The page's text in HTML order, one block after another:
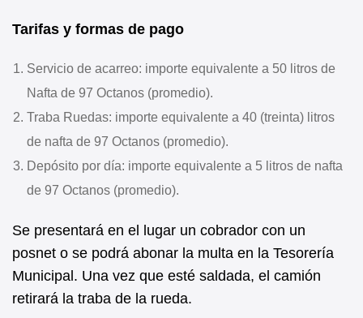
Tarifas y formas de pago
Servicio de acarreo: importe equivalente a 50 litros de
Nafta de 97 Octanos (promedio).
Traba Ruedas: importe equivalente a 40 (treinta) litros
de nafta de 97 Octanos (promedio).
Depósito por día: importe equivalente a 5 litros de nafta
de 97 Octanos (promedio).
Se presentará en el lugar un cobrador con un
posnet o se podrá abonar la multa en la Tesorería
Municipal. Una vez que esté saldada, el camión
retirará la traba de la rueda.